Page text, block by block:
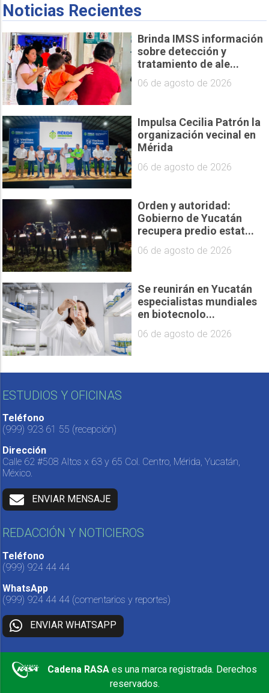
Noticias Recientes
Brinda IMSS información
sobre detección y
tratamiento de ale...
06 de agosto de 2026
Impulsa Cecilia Patrón la
organización vecinal en
Mérida
06 de agosto de 2026
Orden y autoridad:
Gobierno de Yucatán
recupera predio estat...
06 de agosto de 2026
Se reunirán en Yucatán
especialistas mundiales
en biotecnolo...
06 de agosto de 2026
ESTUDIOS Y OFICINAS
Teléfono
(999) 923 61 55 (recepción)
Dirección
Calle 62 #508 Altos x 63 y 65 Col. Centro, Mérida, Yucatán,
México.
ENVIAR MENSAJE
REDACCIÓN Y NOTICIEROS
Teléfono
(999) 924 44 44
WhatsApp
(999) 924 44 44 (comentarios y reportes)
ENVIAR WHATSAPP
Cadena RASA es una marca registrada. Derechos
reservados.